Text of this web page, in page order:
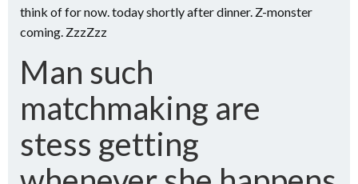
think of for now. today shortly after dinner. Z-monster
coming. ZzzZzz
Man such
matchmaking are
stess getting